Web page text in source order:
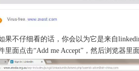
果不仔细看的话，你会以为它是来自
里面点击“Add me Accept”，然后浏览器里